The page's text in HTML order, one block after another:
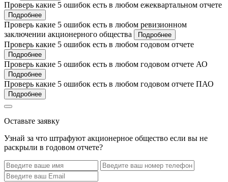
Проверь какие 5 ошибок есть в любом ежеквартальном отчете
Подробнее
Проверь какие 5 ошибок есть в любом ревизионном
заключении акционерного общества
Подробнее
Проверь какие 5 ошибок есть в любом годовом отчете
Подробнее
Проверь какие 5 ошибок есть в любом годовом отчете АО
Подробнее
Проверь какие 5 ошибок есть в любом годовом отчете ПАО
Подробнее
Оставьте заявку
Узнай за что штрафуют акционерное общество если вы не
раскрыли в годовом отчете?